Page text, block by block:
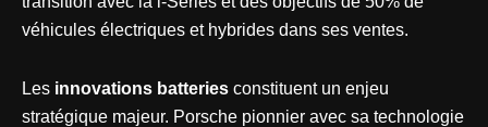
véhicules électriques et hybrides dans ses ventes.
Les innovations batteries constituent un enjeu
stratégique majeur. Porsche pionnier avec sa technologie